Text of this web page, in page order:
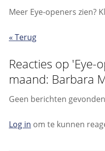
Meer Eye-openers zien?
« Terug
Reacties op 'Eye-
maand: Barbara
Geen berichten gevonden
Log in om te kunnen